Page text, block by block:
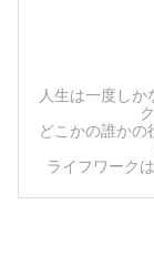
人生は一度し
どこかの誰かの
ライフワーク